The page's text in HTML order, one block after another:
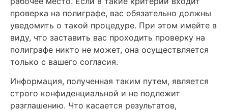
проверка на полиграфе, вас обязательно должны
уведомить о такой процедуре. При этом имейте в
виду, что заставить вас проходить проверку на
полиграфе никто не может, она осуществляется
только с вашего согласия.
Информация, полученная таким путем, является
строго конфиденциальной и не подлежит
разглашению. Что касается результатов,